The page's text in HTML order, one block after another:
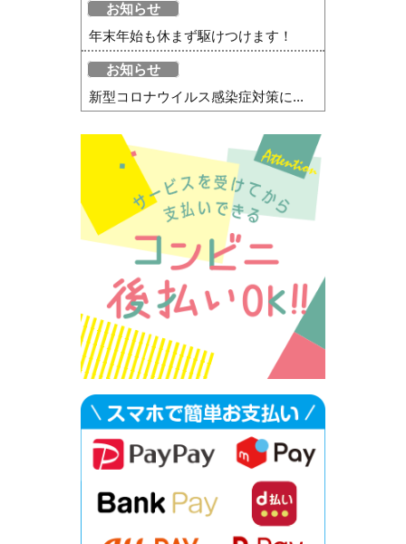
お知らせ
年末年始も休まず駆けつけます！
お知らせ
新型コロナウイルス感染症対策に...